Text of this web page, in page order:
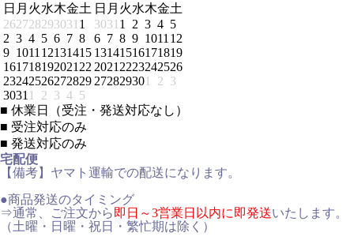
日 月 火水木金土
262728293031 1
2 3 4 5 6 7 8
9 1011 12131415
161718192021 22
23242526272829
3031 1 2 3 4 5
日 月 火水木金土
3031 1 2 3 4 5
6 7 8 9 1011 12
13141516171819
2021 2223242526
272829301 2 3
■ 休業日（受注・発送対応なし）
■ 受注対応のみ
■ 発送対応のみ
宅配便
【備考】ヤマト運輸での配送になります。
●商品発送のタイミング
⇒通常、ご注文から 即日～3営業日以内に即発送いたします。
（土曜・日曜・祝日・繁忙期は除く）